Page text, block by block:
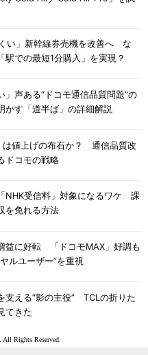
い」新幹線券売機を改善へ な
駅での最短1分購入」を実現？
」声ある“ドコモ通信品質問題”の
す「道半ば」の詳細解説
は値上げの布石か？ 通信品質改
ドコモの戦略
NHK受信料」対象になるワケ 課
を免れる方法
益に好転 「ドコモMAX」好調も
ルユーザー”を重視
支える“影の主役” TCLの折りた
てきた
Rights Reserved.